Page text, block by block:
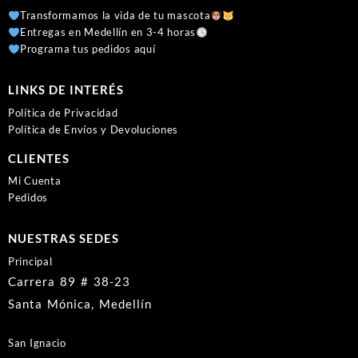
Transformamos la vida de tu mascota
Entregas en Medellín en 3-4 horas
Programa tus pedidos aquí
LINKS DE INTERÉS
Política de Privacidad
Política de Envíos y Devoluciones
CLIENTES
Mi Cuenta
Pedidos
NUESTRAS SEDES
Principal
Carrera 89 # 38-23
Santa Mónica, Medellín
San Ignacio